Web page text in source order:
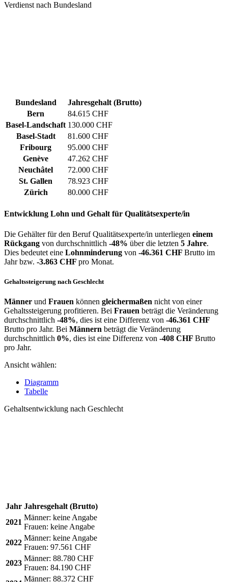
Verdienst nach Bundesland
Bundesland
Jahresgehalt (Brutto)
Bern
84.615 CHF
Basel-Landschaft 130.000 CHF
Basel-Stadt
81.600 CHF
Fribourg
95.000 CHF
Genève
47.262 CHF
Neuchâtel
72.000 CHF
St. Gallen
78.923 CHF
Zürich
80.000 CHF
Entwicklung Lohn und Gehalt für Qualitätsexperte/in
Die Gehälter für den Beruf Qualitätsexperte/in unterliegen einem
Rückgang von durchschnittlich -48% über die letzten 5 Jahre.
Dies bedeutet eine Lohnminderung von -46.361 CHF Brutto im
Jahr bzw. -3.863 CHF pro Monat.
Gehaltssteigerung nach Geschlecht
Männer und Frauen können gleichermaßen nicht von einer
Gehaltssteigerung profitieren. Bei Frauen beträgt die Veränderung
durchschnittlich -48%, dies ist eine Differenz von -46.361 CHF
Brutto pro Jahr. Bei Männern beträgt die Veränderung
durchschnittlich 0%, dies ist eine Differenz von -408 CHF Brutto
pro Jahr.
Ansicht wählen:
Diagramm
Tabelle
Gehaltsentwicklung nach Geschlecht
Jahr Jahresgehalt (Brutto)
2021
Männer: keine Angabe
Frauen: keine Angabe
2022
Männer: keine Angabe
Frauen: 97.561 CHF
2023
Männer: 88.780 CHF
Frauen: 84.190 CHF
Männer: 88.372 CHF